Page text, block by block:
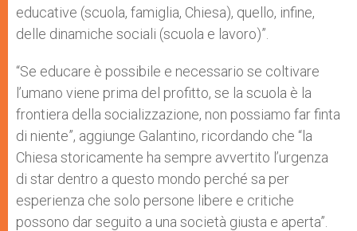
educative (scuola, famiglia, Chiesa), quello, infine,
delle dinamiche sociali (scuola e lavoro)”.
“Se educare è possibile e necessario se coltivare
l’umano viene prima del profitto, se la scuola è la
frontiera della socializzazione, non possiamo far finta
di niente”, aggiunge Galantino, ricordando che “la
Chiesa storicamente ha sempre avvertito l’urgenza
di star dentro a questo mondo perché sa per
esperienza che solo persone libere e critiche
possono dar seguito a una società giusta e aperta”.